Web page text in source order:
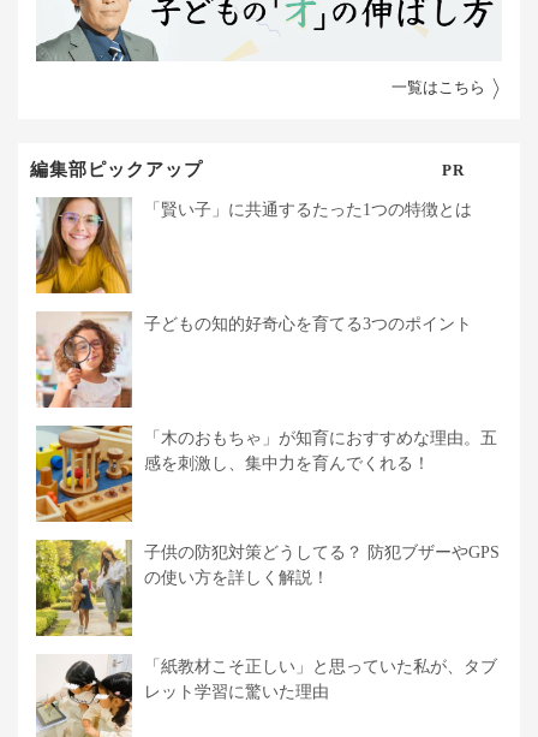
一覧はこちら
編集部ピックアップ PR
「賢い子」に共通するたった1つの特徴とは
子どもの知的好奇心を育てる3つのポイント
「木のおもちゃ」が知育におすすめな理由。五
感を刺激し、集中力を育んでくれる！
子供の防犯対策どうしてる？ 防犯ブザーやGPS
の使い方を詳しく解説！
「紙教材こそ正しい」と思っていた私が、タブ
レット学習に驚いた理由